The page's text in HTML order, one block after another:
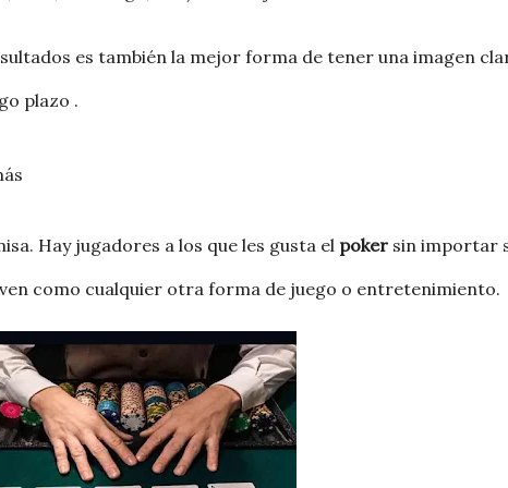
es también la mejor forma de tener una imagen
plazo .
Hay jugadores a los que les gusta el poker sin importar
como cualquier otra forma de juego o entretenimiento.